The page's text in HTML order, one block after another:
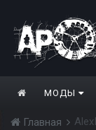
МОДЫ
Главная